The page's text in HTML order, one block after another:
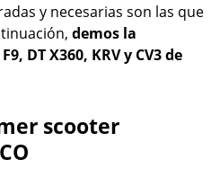
y necesarias son las que
demos la
DT X360, KRV y CV3 de
scooter